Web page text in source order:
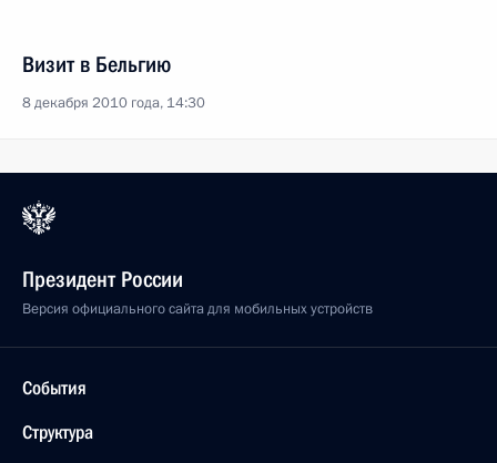
Визит в Бельгию
8 декабря 2010 года, 14:30
Президент России
Версия официального сайта для мобильных устройств
События
Структура